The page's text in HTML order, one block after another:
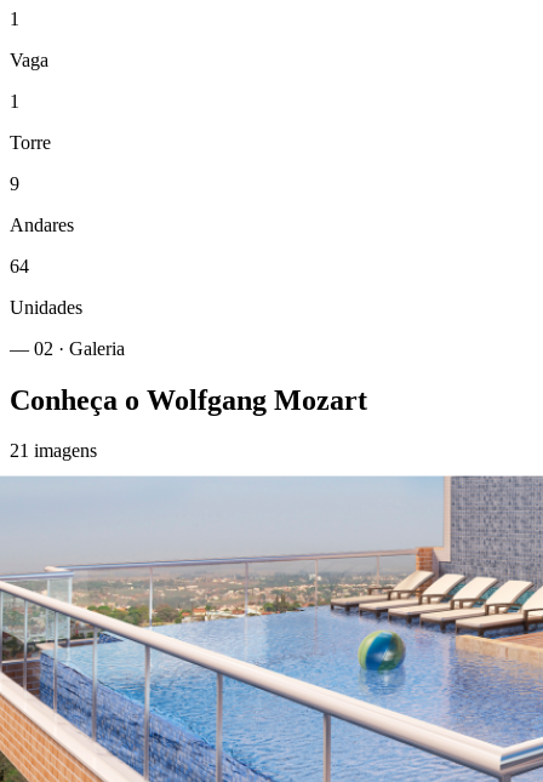
1
Vaga
1
Torre
9
Andares
64
Unidades
— 02 · Galeria
Conheça o Wolfgang Mozart
21 imagens